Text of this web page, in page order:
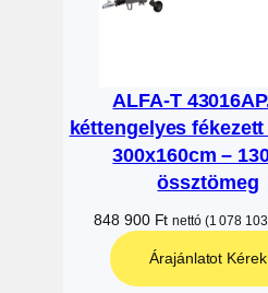
ALFA-T
kéttengelyes
300x160cm –
össztömeg
848 900 Ft nettó (1 078 103
Árajánlatot Kérek